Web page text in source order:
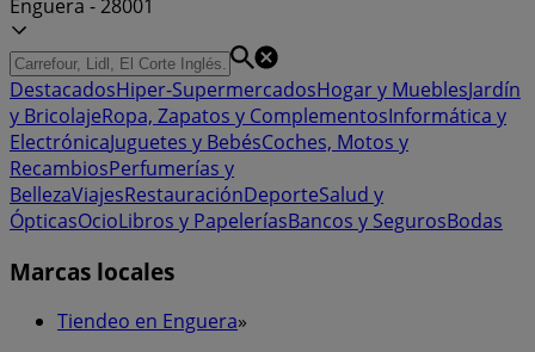
Enguera - 28001
DestacadosHiper-SupermercadosHogar y MueblesJardín
y BricolajeRopa, Zapatos y ComplementosInformática y
ElectrónicaJuguetes y BebésCoches, Motos y
RecambiosPerfumerías y
BellezaViajesRestauraciónDeporteSalud y
ÓpticasOcioLibros y PapeleríasBancos y SegurosBodas
Marcas locales
Tiendeo en Enguera»